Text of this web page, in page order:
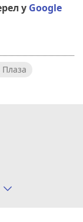
у Google
Плаза